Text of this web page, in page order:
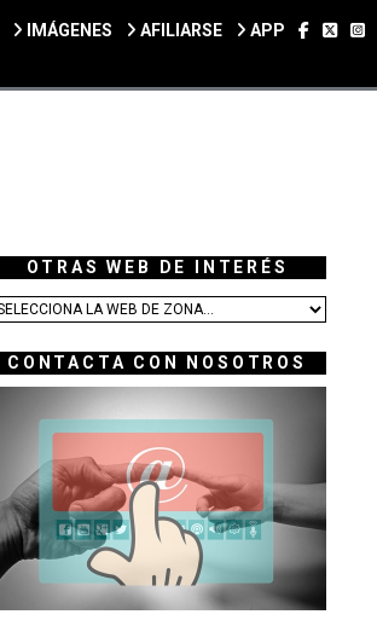
IMÁGENES AFILIARSE APP
OTRAS WEB DE INTERÉS
CONTACTA CON NOSOTROS